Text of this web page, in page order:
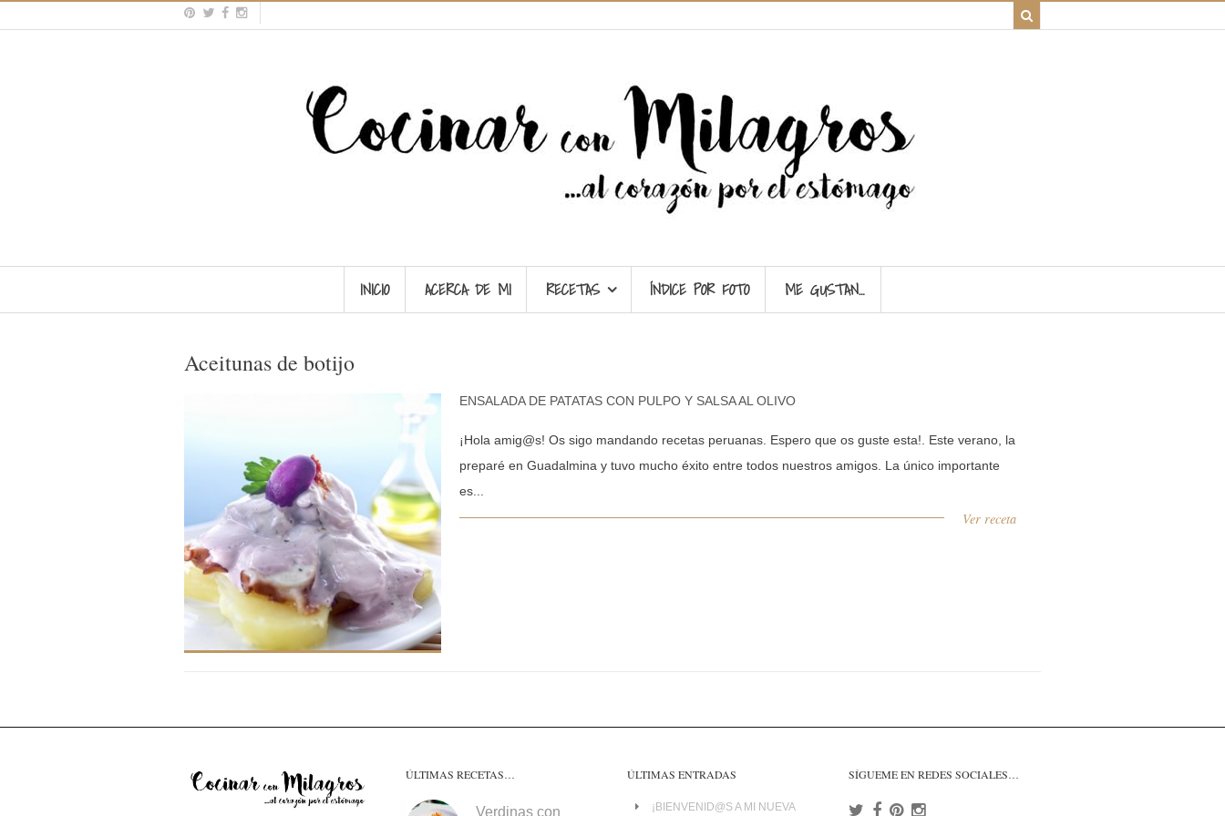
INICIO ACERCA DE MI RECETAS ÍNDICE POR FOTO ME GUSTAN…
Aceitunas de botijo
ENSALADA DE PATATAS CON PULPO Y SALSA AL OLIVO
¡Hola amig@s! Os sigo mandando recetas peruanas. Espero que os guste esta!. Este verano, la
preparé en Guadalmina y tuvo mucho éxito entre todos nuestros amigos. La único importante
es...
Ver receta
ÚLTIMAS RECETAS…
Verdinas con
ÚLTIMAS ENTRADAS
¡BIENVENID@S A MI NUEVA
SÍGUEME EN REDES SOCIALES…